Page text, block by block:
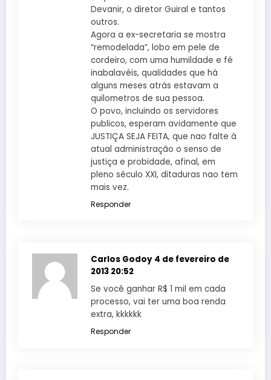
Devanir, o diretor Guiral e tantos
outros.
Agora a ex-secretaria se mostra
“remodelada”, lobo em pele de
cordeiro, com uma humildade e fé
inabalavéis, qualidades que há
alguns meses atrás estavam a
quilometros de sua pessoa.
O povo, incluindo os servidores
publicos, esperam avidamente que
JUSTIÇA SEJA FEITA, que nao falte à
atual administração o senso de
justiça e probidade, afinal, em
pleno século XXI, ditaduras nao tem
mais vez.
Responder
Carlos Godoy 4 de fevereiro de
2013 20:52
Se você ganhar R$ 1 mil em cada
processo, vai ter uma boa renda
extra, kkkkkk
Responder